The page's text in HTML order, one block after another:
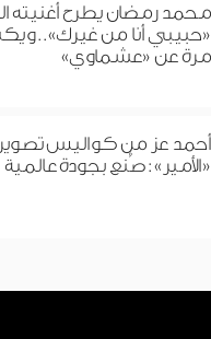
محمد رمضان يطرح أغنيته
«حبيبي أنا من غيرك»..
مرة عن «عشماوي»
أحمد عز من كواليس
«الأمير»: صُنع بجودة عالمية